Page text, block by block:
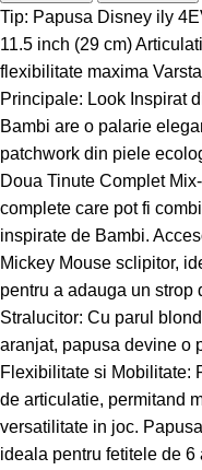
Tip: Papusa Disney ily
11.5 inch (29 cm)
flexibilitate maxima
Principale: Look Inspirat
Bambi are o palarie
patchwork din piele
Doua Tinute Complet
complete care pot fi
inspirate de Bambi.
Mickey Mouse sclipitor,
pentru a adauga un strop
Stralucitor: Cu parul
aranjat, papusa devine o
Flexibilitate si Mobilitate:
de articulatie, permitand
versatilitate in joc.
ideala pentru fetitele de